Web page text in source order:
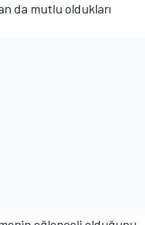
da mutlu oldukları